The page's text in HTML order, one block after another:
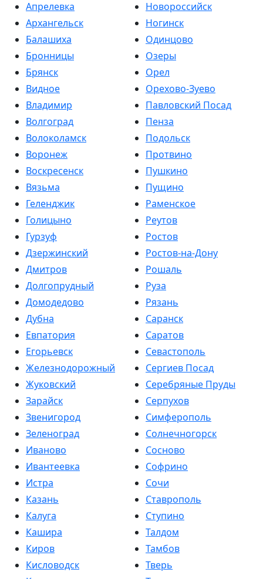
Апрелевка
Архангельск
Балашиха
Бронницы
Брянск
Видное
Владимир
Волгоград
Волоколамск
Воронеж
Воскресенск
Вязьма
Геленджик
Голицыно
Гурзуф
Дзержинский
Дмитров
Долгопрудный
Домодедово
Дубна
Евпатория
Егорьевск
Железнодорожный
Жуковский
Зарайск
Звенигород
Зеленоград
Иваново
Ивантеевка
Истра
Казань
Калуга
Кашира
Киров
Кисловодск
Новороссийск
Ногинск
Одинцово
Озеры
Орел
Орехово-Зуево
Павловский Посад
Пенза
Подольск
Протвино
Пушкино
Пущино
Раменское
Реутов
Ростов
Ростов-на-Дону
Рошаль
Руза
Рязань
Саранск
Саратов
Севастополь
Сергиев Посад
Серебряные Пруды
Серпухов
Симферополь
Солнечногорск
Сосново
Софрино
Сочи
Ставрополь
Ступино
Талдом
Тамбов
Тверь